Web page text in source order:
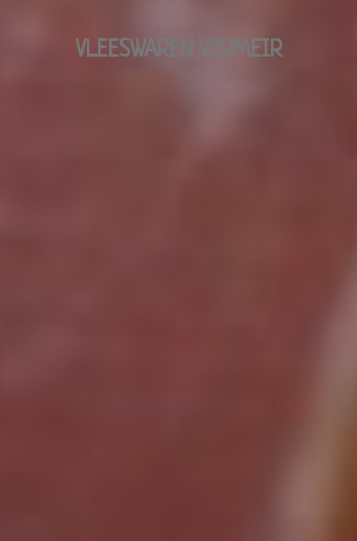
VLEESWAREN VERMEIR